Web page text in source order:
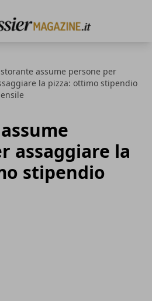
assume persone per
la pizza: ottimo stipendio
assaggiare la
stipendio